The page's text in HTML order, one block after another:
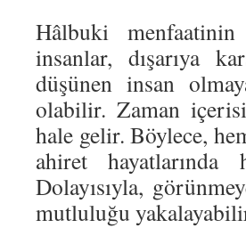
Hâlbuki
insanlar, dışarıya
düşünen insan
olabilir. Zaman
hale gelir. Böylece,
ahiret
Dolayısıyla,
mutluluğu